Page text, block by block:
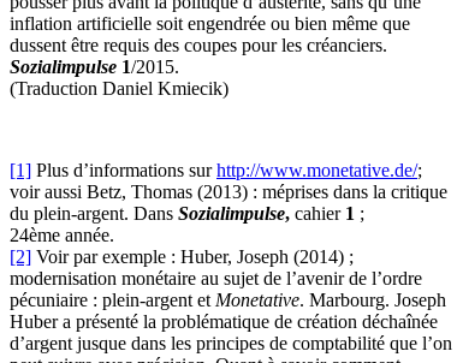
inflation artificielle soit engendrée ou bien même que
dussent être requis des coupes pour les créanciers.
Sozialimpulse 1/2015.
(Traduction Daniel Kmiecik)
[1] Plus d’informations surhttp://www.monetative.de/;
voir aussi Betz, Thomas (2013) : méprises dans la critique
du plein-argent. Dans Sozialimpulse, cahier 1 ;
24ème année.
[2] Voir par exemple : Huber, Joseph (2014) ;
modernisation monétaire au sujet de l’avenir de l’ordre
pécuniaire : plein-argent et Monetative. Marbourg. Joseph
Huber a présenté la problématique de création déchaînée
d’argent jusque dans les principes de comptabilité que l’on